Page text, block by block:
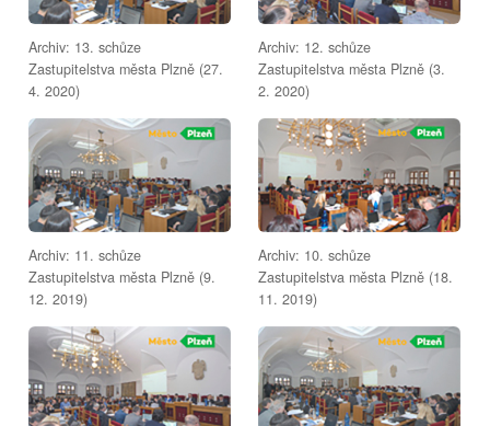
Archiv: 13. schůze
Zastupitelstva města Plzně (27.
4. 2020)
Archiv: 12. schůze
Zastupitelstva města Plzně (3.
2. 2020)
Archiv: 11. schůze
Zastupitelstva města Plzně (9.
12. 2019)
Archiv: 10. schůze
Zastupitelstva města Plzně (18.
11. 2019)